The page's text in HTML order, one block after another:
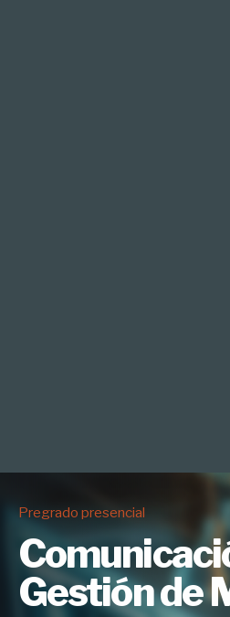
Pregrado presencial
Gestión de